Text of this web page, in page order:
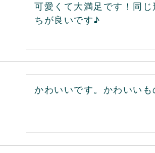
可愛くて大満足です！同
ちが良いです♪
かわいいです。かわいいも